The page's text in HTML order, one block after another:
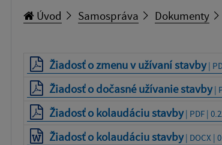
Úvod Samospráva Dokumenty
Žiadosť o zmenu v užívaní stavby|
Žiadosť o dočasné užívanie stavby|
Žiadosť o kolaudáciu stavby| PDF |
Žiadosť o kolaudáciu stavby| DOCX |